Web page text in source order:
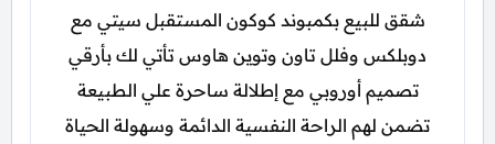
شقق للبيع بكمبوند كوكون المستقبل سيتي مع
دوبلكس وفلل تاون وتوين هاوس تأتي لك بأرقي
تصميم أوروبي مع إطلالة ساحرة علي الطبيعة
تضمن لهم الراحة النفسية الدائمة وسهولة الحياة